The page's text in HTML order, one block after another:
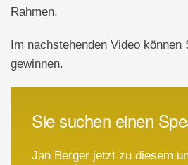
Rahmen.
Im nachstehenden Video können
gewinnen.
Sie suchen einen
Jan Berger jetzt zu diesem